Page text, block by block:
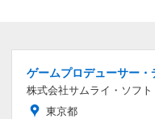
ゲームプロデューサー
株式会社サムライ・ソフト
東京都